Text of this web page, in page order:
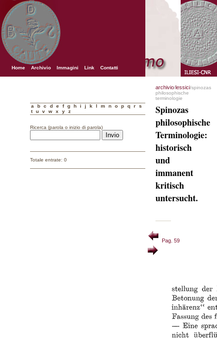
Home Archivio Immagini Link Contatti
a b c d e f g h i j k l m n o p q r
s
t
u v w x y z
Ricerca (parola o inizio di parola)
Totale entrate: 0
archivio/lessici/spinozas
philosophische
terminologie
Spinozas
philosophische
Terminologie:
historisch
und
immanent
kritisch
untersucht.
Pag. 59